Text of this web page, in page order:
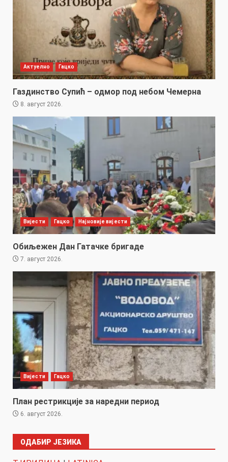
Актуелно Гацко
Газдинство Супић – одмор под небом Чемерна
8. август 2026.
Вијести Гацко Најновије вијести
Обиљежен Дан Гатачке бригаде
7. август 2026.
Вијести Гацко
План рестрикције за наредни период
6. август 2026.
ОДАБИР ЈЕЗИКА